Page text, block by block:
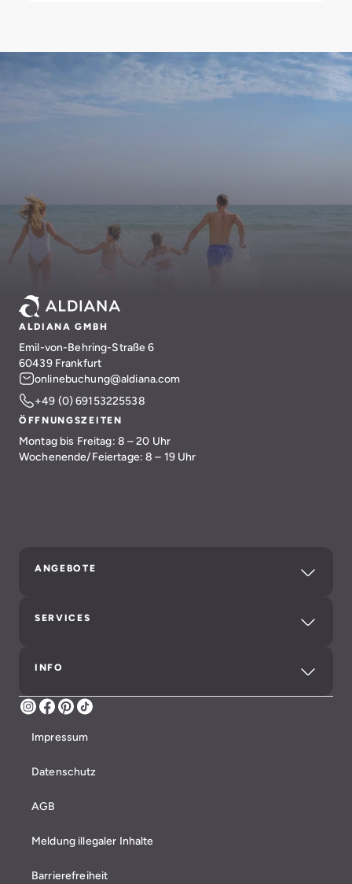
ALDIANA GMBH
Emil-von-Behring-Straße 6
60439 Frankfurt
onlinebuchung@aldiana.com
+49 (0) 69153225538
ÖFFNUNGSZEITEN
Montag bis Freitag: 8 – 20 Uhr
Wochenende/Feiertage: 8 – 19 Uhr
ANGEBOTE
SERVICES
INFO
Instagram
Facebook
Pinterest
Impressum
Datenschutz
AGB
Meldung illegaler Inhalte
Barrierefreiheit